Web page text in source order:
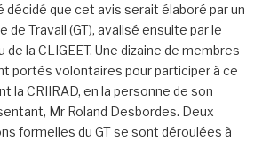
décidé que cet avis serait élaboré par un
de Travail (GT), avalisé ensuite par le
de la CLIGEET. Une dizaine de membres
portés volontaires pour participer à ce
la CRIIRAD, en la personne de son
Mr Roland Desbordes. Deux
formelles du GT se sont déroulées à